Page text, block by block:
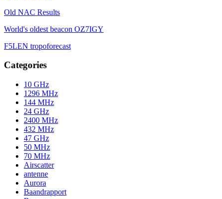
Old NAC Results
World's oldest beacon OZ7IGY
F5LEN tropoforecast
Categories
10 GHz
1296 MHz
144 MHz
24 GHz
2400 MHz
432 MHz
47 GHz
50 MHz
70 MHz
Airscatter
antenne
Aurora
Baandrapport